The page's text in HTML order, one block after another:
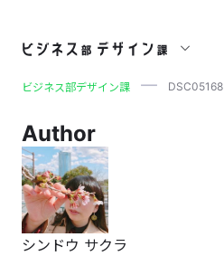
DSC05168
ビジネス部デザイン課 DSC05168
Author
シンドウ サクラ